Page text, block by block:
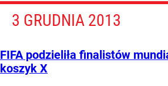
3 GRUDNIA 2013
FIFA podzieliła finalistów
koszyk X